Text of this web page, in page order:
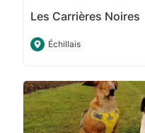
Les Carrières Noires
Échillais